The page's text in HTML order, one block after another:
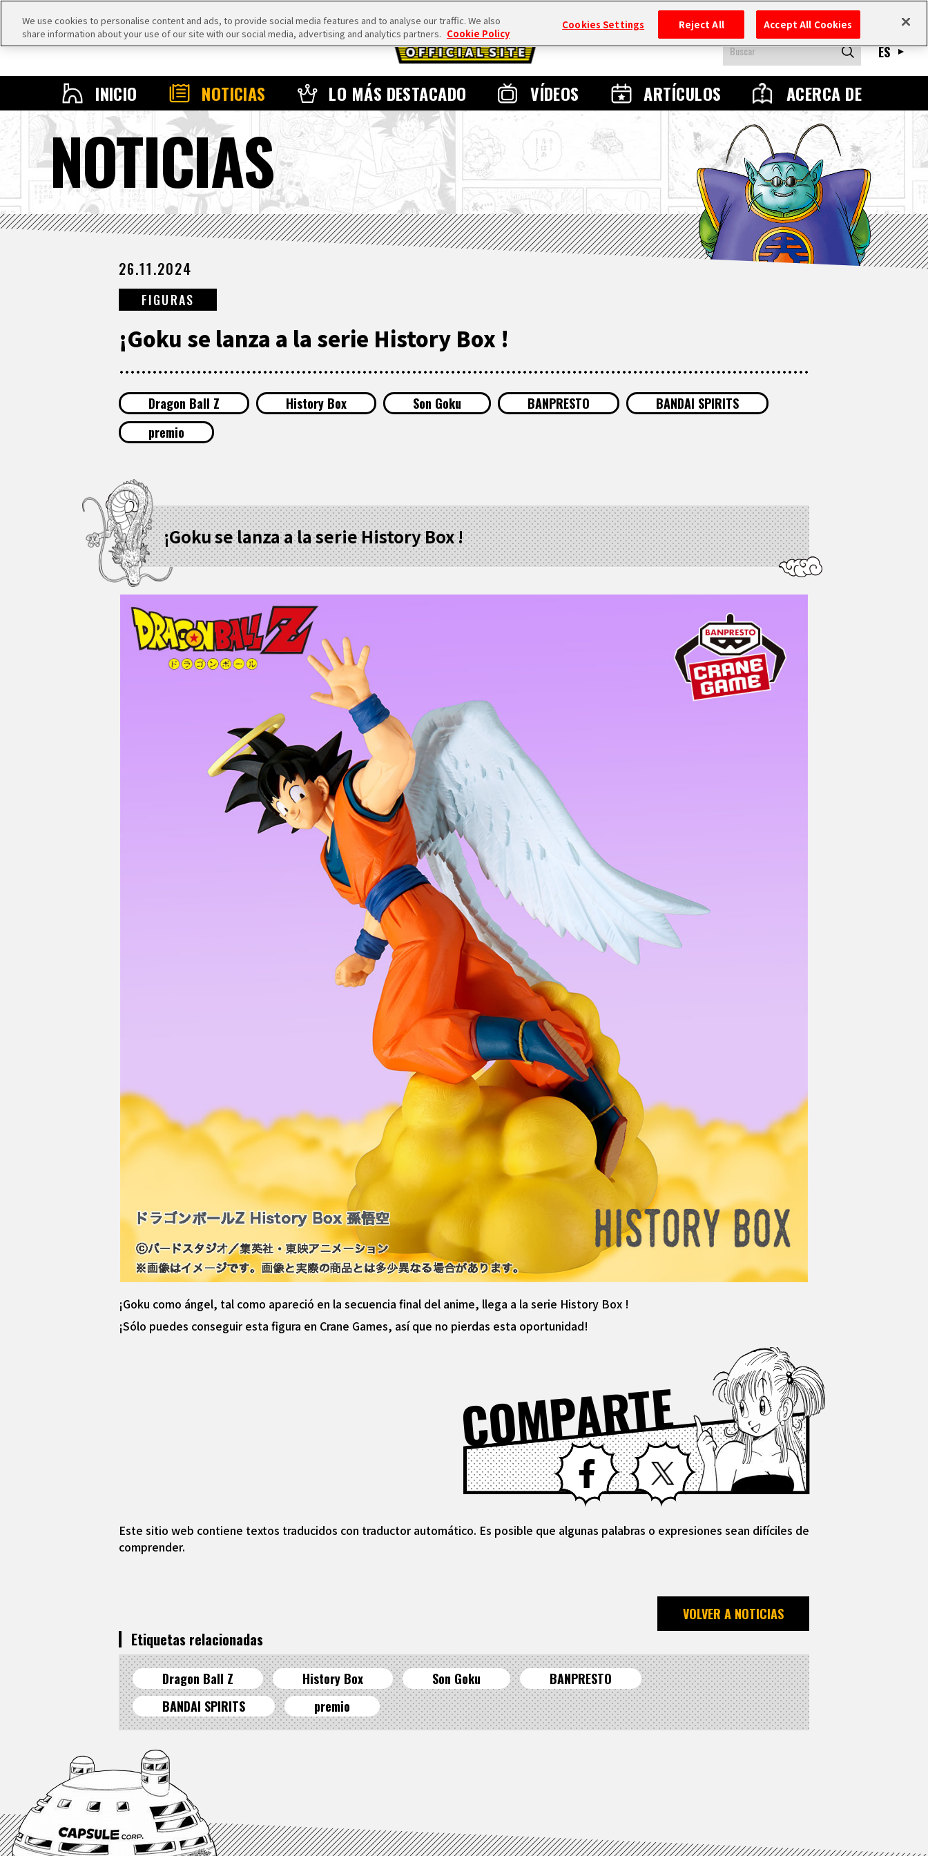
INICIO NOTICIAS LO MÁS DESTACADO VÍDEOS ARTÍCULOS ACERCA DE
ES
NOTICIAS
26.11.2024
FIGURAS
¡Goku se lanza a la serie History Box !
Dragon Ball Z History Box Son Goku BANPRESTO
BANDAI SPIRITS
premio
¡Goku se lanza a la serie History Box !
¡Goku como ángel, tal como apareció en la secuencia final del anime, llega a la serie History Box !
¡Sólo puedes conseguir esta figura en Crane Games, así que no pierdas esta oportunidad!
COMPARTE
Facebook X
Este sitio web contiene textos traducidos con traductor automático. Es posible que algunas palabras o expresiones sean difíciles de
comprender.
VOLVER A NOTICIAS
Etiquetas relacionadas
Dragon Ball Z History Box Son Goku
BANPRESTO
BANDAI SPIRITS
premio
We use cookies to personalise content and ads, to provide social media features and to analyse our traffic. We also
share information about your use of our site with our social media, advertising and analytics partners. Cookie Policy
Cookies Settings Reject All Accept All Cookies